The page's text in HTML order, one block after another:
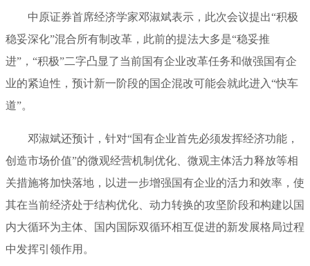
中原证券首席经济学家邓淑斌表示，此次会议提出“积极
稳妥深化”混合所有制改革，此前的提法大多是“稳妥推
进”，“积极”二字凸显了当前国有企业改革任务和做强国有企
业的紧迫性，预计新一阶段的国企混改可能会就此进入“快车
道”。
邓淑斌还预计，针对“国有企业首先必须发挥经济功能，
创造市场价值”的微观经营机制优化、微观主体活力释放等相
关措施将加快落地，以进一步增强国有企业的活力和效率，使
其在当前经济处于结构优化、动力转换的攻坚阶段和构建以国
内大循环为主体、国内国际双循环相互促进的新发展格局过程
中发挥引领作用。